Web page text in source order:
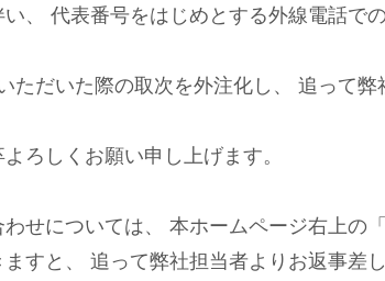
方針
持続可能な
ソン® HPR
、 代表番号をはじめとする外線電話で
だいた際の取次を外注化し、 追って
ろしくお願い申し上げます。
せについては、 本ホームページ右上の
すと、 追って弊社担当者よりお返事差し